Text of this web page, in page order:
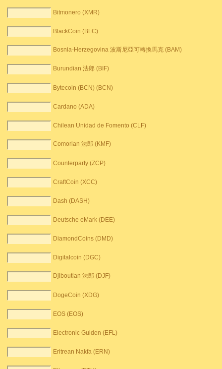
Bitmonero (XMR)
BlackCoin (BLC)
Bosnia-Herzegovina 波斯尼亞可轉換馬克 (BAM)
Burundian 法郎 (BIF)
Bytecoin (BCN) (BCN)
Cardano (ADA)
Chilean Unidad de Fomento (CLF)
Comorian 法郎 (KMF)
Counterparty (ZCP)
CraftCoin (XCC)
Dash (DASH)
Deutsche eMark (DEE)
DiamondCoins (DMD)
Digitalcoin (DGC)
Djiboutian 法郎 (DJF)
DogeCoin (XDG)
EOS (EOS)
Electronic Gulden (EFL)
Eritrean Nakfa (ERN)